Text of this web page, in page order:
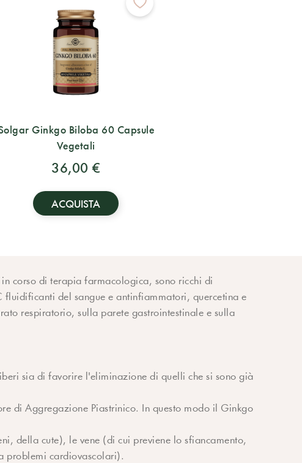
Ginkgo Biloba 60 Capsule
Vegetali
36,00 €
ACQUISTA
in corso di terapia farmacologica, sono ricchi di
del sangue e antinfiammatori, quercetina e
respiratorio, sulla parete gastrointestinale e sulla
sia di favorire l'eliminazione di quelli che si sono già
di Aggregazione Piastrinico. In questo modo il Ginkgo
della cute), le vene (di cui previene lo sfiancamento,
problemi cardiovascolari).